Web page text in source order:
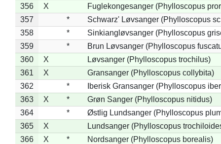
356
X
Fuglekongesanger (Phylloscopus
357
*
Schwarz' Løvsanger (Phylloscopus
358
*
Sinkiangløvsanger (Phylloscopus
359
*
Brun Løvsanger (Phylloscopus
360
X
Løvsanger (Phylloscopus trochilus)
361
X
Gransanger (Phylloscopus collybita)
362
*
Iberisk Gransanger (Phylloscopus
363
X *
Grøn Sanger (Phylloscopus nitidus)
364
*
Østlig Lundsanger (Phylloscopus
365
X
Lundsanger (Phylloscopus
366
X * Nordsanger (Phylloscopus borealis)